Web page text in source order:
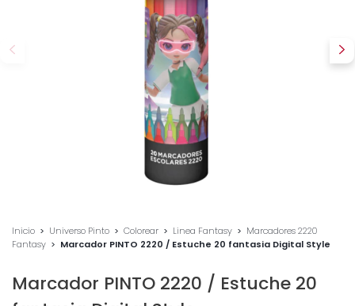
Inicio > Universo Pinto > Colorear > Linea Fantasy > Marcadores 2220
Fantasy > Marcador PINTO 2220 / Estuche 20 fantasia Digital Style
Marcador PINTO 2220 / Estuche 20